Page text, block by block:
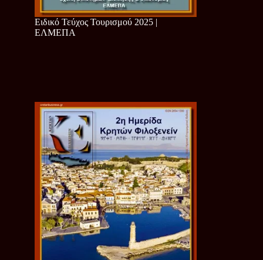
Ειδικό Τεύχος Τουρισμού 2025 |
ΕΛΜΕΠΑ